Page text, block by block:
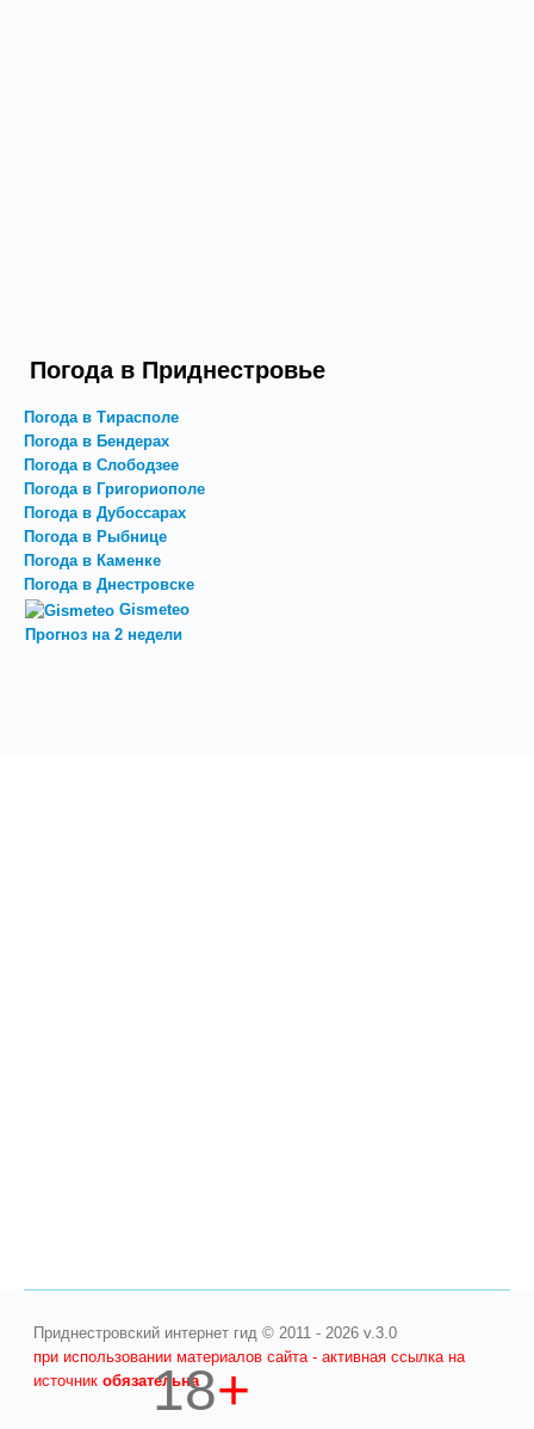
Погода в Приднестровье
Погода в Тирасполе
Погода в Бендерах
Погода в Слободзее
Погода в Григориополе
Погода в Дубоссарах
Погода в Рыбнице
Погода в Каменке
Погода в Днестровске
Gismeteo
Прогноз на 2 недели
Приднестровский интернет гид © 2011 - 2026 v.3.0
при использовании материалов сайта - активная ссылка на
источникобязательна
18+